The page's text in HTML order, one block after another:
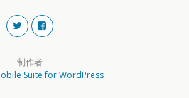
制作者
Suite for WordPress